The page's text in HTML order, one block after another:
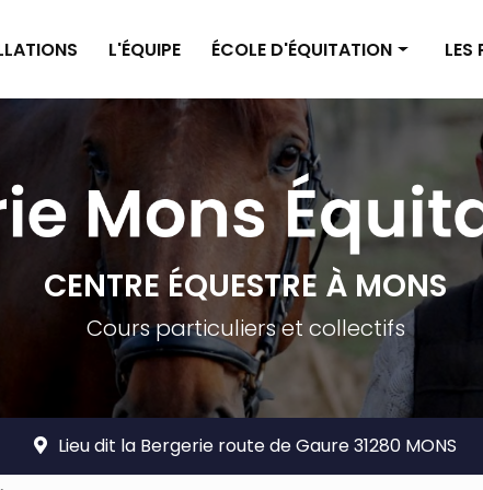
L'ÉQUIPE ÉCOLE D'ÉQUITATION
Enseignement poney
Enseignement cheval
Planning
Tarifs
LES
CENTRE ÉQUESTRE À MONS
Cours particuliers et collectifs
Lieu dit la Bergerie route de Gaure 31280 MONS